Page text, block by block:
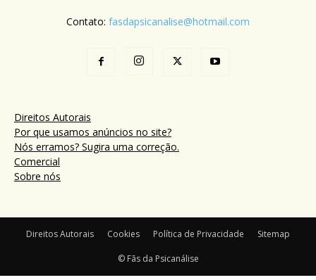
Contato: fasdapsicanalise@hotmail.com
Direitos Autorais
Por que usamos anúncios no site?
Nós erramos? Sugira uma correção.
Comercial
Sobre nós
Direitos Autorais Cookies Política de Privacidade Sitemap
© Fãs da Psicanálise